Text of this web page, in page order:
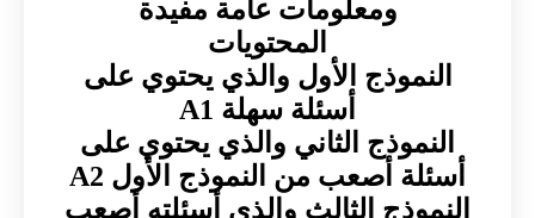
ومعلومات عامة مفيدة
المحتويات
النموذج الأول والذي يحتوي على
أسئلة سهلة A1
النموذج الثاني والذي يحتوي على
أسئلة أصعب من النموذج الأول A2
النموذج الثالث والذي أسئلته أصعب